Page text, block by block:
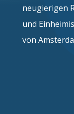
neugierigen
und
von